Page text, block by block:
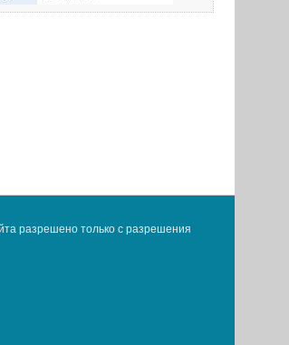
разрешено только с разрешения